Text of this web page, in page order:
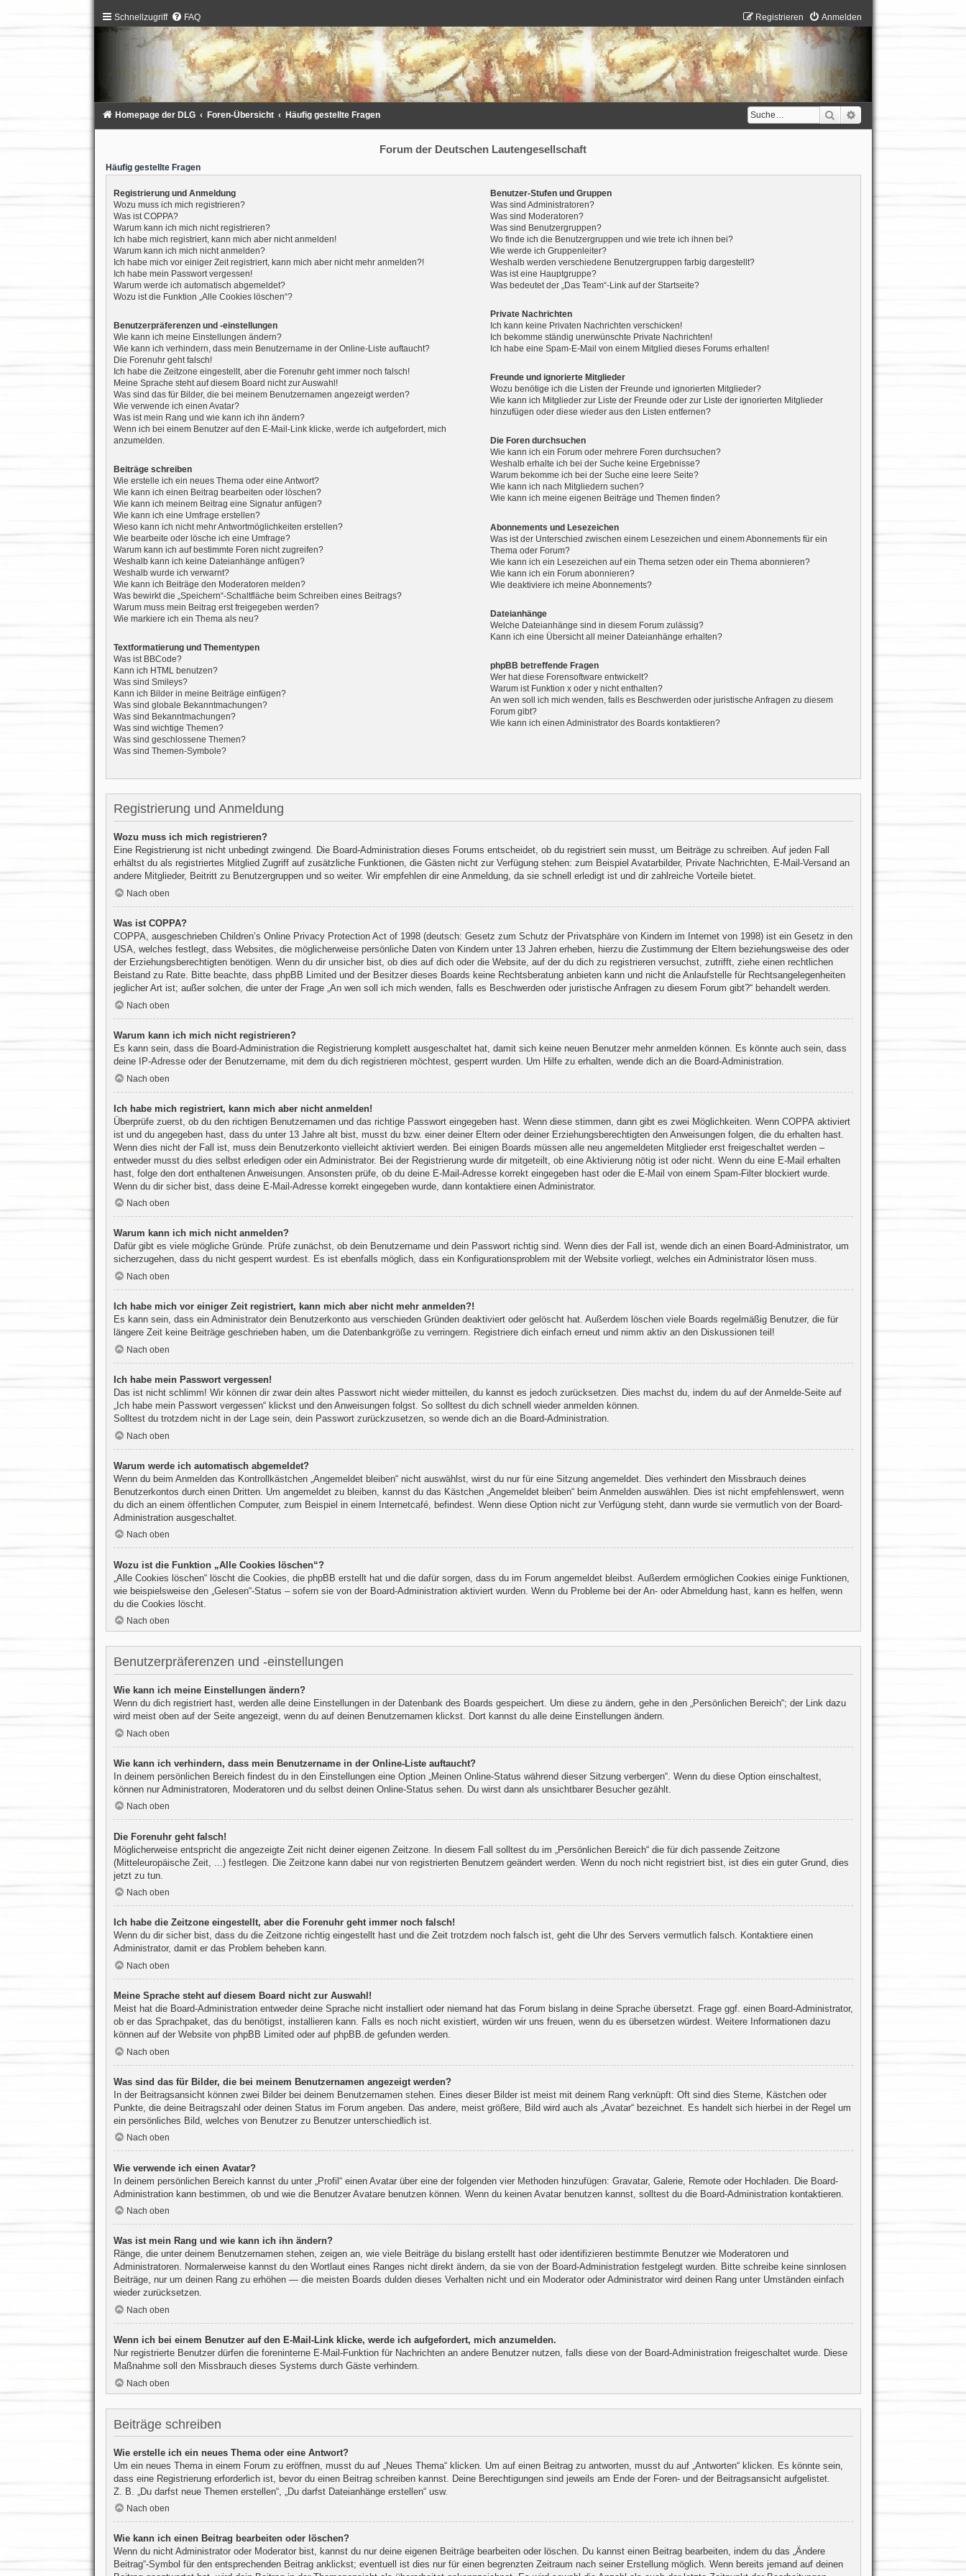
Schnellzugriff FAQ Anmelden
Registrieren
Suche
Homepage der DLG Foren-Übersicht Häufig gestellte Fragen
Forum der Deutschen Lautengesellschaft
Häufig gestellte Fragen
Registrierung und Anmeldung
Wozu muss ich mich registrieren?
Was ist COPPA?
Warum kann ich mich nicht registrieren?
Ich habe mich registriert, kann mich aber nicht anmelden!
Warum kann ich mich nicht anmelden?
Ich habe mich vor einiger Zeit registriert, kann mich aber nicht mehr anmelden?!
Ich habe mein Passwort vergessen!
Warum werde ich automatisch abgemeldet?
Wozu ist die Funktion „Alle Cookies löschen“?
Benutzerpräferenzen und -einstellungen
Wie kann ich meine Einstellungen ändern?
Wie kann ich verhindern, dass mein Benutzername in der Online-Liste auftaucht?
Die Forenuhr geht falsch!
Ich habe die Zeitzone eingestellt, aber die Forenuhr geht immer noch falsch!
Meine Sprache steht auf diesem Board nicht zur Auswahl!
Was sind das für Bilder, die bei meinem Benutzernamen angezeigt werden?
Wie verwende ich einen Avatar?
Was ist mein Rang und wie kann ich ihn ändern?
Wenn ich bei einem Benutzer auf den E-Mail-Link klicke, werde ich aufgefordert, mich
anzumelden.
Beiträge schreiben
Wie erstelle ich ein neues Thema oder eine Antwort?
Wie kann ich einen Beitrag bearbeiten oder löschen?
Wie kann ich meinem Beitrag eine Signatur anfügen?
Wie kann ich eine Umfrage erstellen?
Wieso kann ich nicht mehr Antwortmöglichkeiten erstellen?
Wie bearbeite oder lösche ich eine Umfrage?
Warum kann ich auf bestimmte Foren nicht zugreifen?
Weshalb kann ich keine Dateianhänge anfügen?
Weshalb wurde ich verwarnt?
Wie kann ich Beiträge den Moderatoren melden?
Was bewirkt die „Speichern“-Schaltfläche beim Schreiben eines Beitrags?
Warum muss mein Beitrag erst freigegeben werden?
Wie markiere ich ein Thema als neu?
Textformatierung und Thementypen
Was ist BBCode?
Kann ich HTML benutzen?
Was sind Smileys?
Kann ich Bilder in meine Beiträge einfügen?
Was sind globale Bekanntmachungen?
Was sind Bekanntmachungen?
Was sind wichtige Themen?
Was sind geschlossene Themen?
Was sind Themen-Symbole?
Benutzer-Stufen und Gruppen
Was sind Administratoren?
Was sind Moderatoren?
Was sind Benutzergruppen?
Wo finde ich die Benutzergruppen und wie trete ich ihnen bei?
Wie werde ich Gruppenleiter?
Weshalb werden verschiedene Benutzergruppen farbig dargestellt?
Was ist eine Hauptgruppe?
Was bedeutet der „Das Team“-Link auf der Startseite?
Private Nachrichten
Ich kann keine Privaten Nachrichten verschicken!
Ich bekomme ständig unerwünschte Private Nachrichten!
Ich habe eine Spam-E-Mail von einem Mitglied dieses Forums erhalten!
Freunde und ignorierte Mitglieder
Wozu benötige ich die Listen der Freunde und ignorierten Mitglieder?
Wie kann ich Mitglieder zur Liste der Freunde oder zur Liste der ignorierten Mitglieder
hinzufügen oder diese wieder aus den Listen entfernen?
Die Foren durchsuchen
Wie kann ich ein Forum oder mehrere Foren durchsuchen?
Weshalb erhalte ich bei der Suche keine Ergebnisse?
Warum bekomme ich bei der Suche eine leere Seite?
Wie kann ich nach Mitgliedern suchen?
Wie kann ich meine eigenen Beiträge und Themen finden?
Abonnements und Lesezeichen
Was ist der Unterschied zwischen einem Lesezeichen und einem Abonnements für ein
Thema oder Forum?
Wie kann ich ein Lesezeichen auf ein Thema setzen oder ein Thema abonnieren?
Wie kann ich ein Forum abonnieren?
Wie deaktiviere ich meine Abonnements?
Dateianhänge
Welche Dateianhänge sind in diesem Forum zulässig?
Kann ich eine Übersicht all meiner Dateianhänge erhalten?
phpBB betreffende Fragen
Wer hat diese Forensoftware entwickelt?
Warum ist Funktion x oder y nicht enthalten?
An wen soll ich mich wenden, falls es Beschwerden oder juristische Anfragen zu diesem
Forum gibt?
Wie kann ich einen Administrator des Boards kontaktieren?
Registrierung und Anmeldung
Wozu muss ich mich registrieren?
Eine Registrierung ist nicht unbedingt zwingend. Die Board-Administration dieses Forums entscheidet, ob du registriert sein musst, um Beiträge zu schreiben. Auf jeden Fall
erhältst du als registriertes Mitglied Zugriff auf zusätzliche Funktionen, die Gästen nicht zur Verfügung stehen: zum Beispiel Avatarbilder, Private Nachrichten, E-Mail-Versand an
andere Mitglieder, Beitritt zu Benutzergruppen und so weiter. Wir empfehlen dir eine Anmeldung, da sie schnell erledigt ist und dir zahlreiche Vorteile bietet.
Nach oben
Was ist COPPA?
COPPA, ausgeschrieben Children’s Online Privacy Protection Act of 1998 (deutsch: Gesetz zum Schutz der Privatsphäre von Kindern im Internet von 1998) ist ein Gesetz in den
USA, welches festlegt, dass Websites, die möglicherweise persönliche Daten von Kindern unter 13 Jahren erheben, hierzu die Zustimmung der Eltern beziehungsweise des oder
der Erziehungsberechtigten benötigen. Wenn du dir unsicher bist, ob dies auf dich oder die Website, auf der du dich zu registrieren versuchst, zutrifft, ziehe einen rechtlichen
Beistand zu Rate. Bitte beachte, dass phpBB Limited und der Besitzer dieses Boards keine Rechtsberatung anbieten kann und nicht die Anlaufstelle für Rechtsangelegenheiten
jeglicher Art ist; außer solchen, die unter der Frage „An wen soll ich mich wenden, falls es Beschwerden oder juristische Anfragen zu diesem Forum gibt?“ behandelt werden.
Nach oben
Warum kann ich mich nicht registrieren?
Es kann sein, dass die Board-Administration die Registrierung komplett ausgeschaltet hat, damit sich keine neuen Benutzer mehr anmelden können. Es könnte auch sein, dass
deine IP-Adresse oder der Benutzername, mit dem du dich registrieren möchtest, gesperrt wurden. Um Hilfe zu erhalten, wende dich an die Board-Administration.
Nach oben
Ich habe mich registriert, kann mich aber nicht anmelden!
Überprüfe zuerst, ob du den richtigen Benutzernamen und das richtige Passwort eingegeben hast. Wenn diese stimmen, dann gibt es zwei Möglichkeiten. Wenn COPPA aktiviert
ist und du angegeben hast, dass du unter 13 Jahre alt bist, musst du bzw. einer deiner Eltern oder deiner Erziehungsberechtigten den Anweisungen folgen, die du erhalten hast.
Wenn dies nicht der Fall ist, muss dein Benutzerkonto vielleicht aktiviert werden. Bei einigen Boards müssen alle neu angemeldeten Mitglieder erst freigeschaltet werden –
entweder musst du dies selbst erledigen oder ein Administrator. Bei der Registrierung wurde dir mitgeteilt, ob eine Aktivierung nötig ist oder nicht. Wenn du eine E-Mail erhalten
hast, folge den dort enthaltenen Anweisungen. Ansonsten prüfe, ob du deine E-Mail-Adresse korrekt eingegeben hast oder die E-Mail von einem Spam-Filter blockiert wurde.
Wenn du dir sicher bist, dass deine E-Mail-Adresse korrekt eingegeben wurde, dann kontaktiere einen Administrator.
Nach oben
Warum kann ich mich nicht anmelden?
Dafür gibt es viele mögliche Gründe. Prüfe zunächst, ob dein Benutzername und dein Passwort richtig sind. Wenn dies der Fall ist, wende dich an einen Board-Administrator, um
sicherzugehen, dass du nicht gesperrt wurdest. Es ist ebenfalls möglich, dass ein Konfigurationsproblem mit der Website vorliegt, welches ein Administrator lösen muss.
Nach oben
Ich habe mich vor einiger Zeit registriert, kann mich aber nicht mehr anmelden?!
Es kann sein, dass ein Administrator dein Benutzerkonto aus verschieden Gründen deaktiviert oder gelöscht hat. Außerdem löschen viele Boards regelmäßig Benutzer, die für
längere Zeit keine Beiträge geschrieben haben, um die Datenbankgröße zu verringern. Registriere dich einfach erneut und nimm aktiv an den Diskussionen teil!
Nach oben
Ich habe mein Passwort vergessen!
Das ist nicht schlimm! Wir können dir zwar dein altes Passwort nicht wieder mitteilen, du kannst es jedoch zurücksetzen. Dies machst du, indem du auf der Anmelde-Seite auf
„Ich habe mein Passwort vergessen“ klickst und den Anweisungen folgst. So solltest du dich schnell wieder anmelden können.
Solltest du trotzdem nicht in der Lage sein, dein Passwort zurückzusetzen, so wende dich an die Board-Administration.
Nach oben
Warum werde ich automatisch abgemeldet?
Wenn du beim Anmelden das Kontrollkästchen „Angemeldet bleiben“ nicht auswählst, wirst du nur für eine Sitzung angemeldet. Dies verhindert den Missbrauch deines
Benutzerkontos durch einen Dritten. Um angemeldet zu bleiben, kannst du das Kästchen „Angemeldet bleiben“ beim Anmelden auswählen. Dies ist nicht empfehlenswert, wenn
du dich an einem öffentlichen Computer, zum Beispiel in einem Internetcafé, befindest. Wenn diese Option nicht zur Verfügung steht, dann wurde sie vermutlich von der Board-
Administration ausgeschaltet.
Nach oben
Wozu ist die Funktion „Alle Cookies löschen“?
„Alle Cookies löschen“ löscht die Cookies, die phpBB erstellt hat und die dafür sorgen, dass du im Forum angemeldet bleibst. Außerdem ermöglichen Cookies einige Funktionen,
wie beispielsweise den „Gelesen“-Status – sofern sie von der Board-Administration aktiviert wurden. Wenn du Probleme bei der An- oder Abmeldung hast, kann es helfen, wenn
du die Cookies löscht.
Nach oben
Benutzerpräferenzen und -einstellungen
Wie kann ich meine Einstellungen ändern?
Wenn du dich registriert hast, werden alle deine Einstellungen in der Datenbank des Boards gespeichert. Um diese zu ändern, gehe in den „Persönlichen Bereich“; der Link dazu
wird meist oben auf der Seite angezeigt, wenn du auf deinen Benutzernamen klickst. Dort kannst du alle deine Einstellungen ändern.
Nach oben
Wie kann ich verhindern, dass mein Benutzername in der Online-Liste auftaucht?
In deinem persönlichen Bereich findest du in den Einstellungen eine Option „Meinen Online-Status während dieser Sitzung verbergen“. Wenn du diese Option einschaltest,
können nur Administratoren, Moderatoren und du selbst deinen Online-Status sehen. Du wirst dann als unsichtbarer Besucher gezählt.
Nach oben
Die Forenuhr geht falsch!
Möglicherweise entspricht die angezeigte Zeit nicht deiner eigenen Zeitzone. In diesem Fall solltest du im „Persönlichen Bereich“ die für dich passende Zeitzone
(Mitteleuropäische Zeit, ...) festlegen. Die Zeitzone kann dabei nur von registrierten Benutzern geändert werden. Wenn du noch nicht registriert bist, ist dies ein guter Grund, dies
jetzt zu tun.
Nach oben
Ich habe die Zeitzone eingestellt, aber die Forenuhr geht immer noch falsch!
Wenn du dir sicher bist, dass du die Zeitzone richtig eingestellt hast und die Zeit trotzdem noch falsch ist, geht die Uhr des Servers vermutlich falsch. Kontaktiere einen
Administrator, damit er das Problem beheben kann.
Nach oben
Meine Sprache steht auf diesem Board nicht zur Auswahl!
Meist hat die Board-Administration entweder deine Sprache nicht installiert oder niemand hat das Forum bislang in deine Sprache übersetzt. Frage ggf. einen Board-Administrator,
ob er das Sprachpaket, das du benötigst, installieren kann. Falls es noch nicht existiert, würden wir uns freuen, wenn du es übersetzen würdest. Weitere Informationen dazu
können auf der Website von phpBB Limited oder auf phpBB.degefunden werden.
Nach oben
Was sind das für Bilder, die bei meinem Benutzernamen angezeigt werden?
In der Beitragsansicht können zwei Bilder bei deinem Benutzernamen stehen. Eines dieser Bilder ist meist mit deinem Rang verknüpft: Oft sind dies Sterne, Kästchen oder
Punkte, die deine Beitragszahl oder deinen Status im Forum angeben. Das andere, meist größere, Bild wird auch als „Avatar“ bezeichnet. Es handelt sich hierbei in der Regel um
ein persönliches Bild, welches von Benutzer zu Benutzer unterschiedlich ist.
Nach oben
Wie verwende ich einen Avatar?
In deinem persönlichen Bereich kannst du unter „Profil“ einen Avatar über eine der folgenden vier Methoden hinzufügen: Gravatar, Galerie, Remote oder Hochladen. Die Board-
Administration kann bestimmen, ob und wie die Benutzer Avatare benutzen können. Wenn du keinen Avatar benutzen kannst, solltest du die Board-Administration kontaktieren.
Nach oben
Was ist mein Rang und wie kann ich ihn ändern?
Ränge, die unter deinem Benutzernamen stehen, zeigen an, wie viele Beiträge du bislang erstellt hast oder identifizieren bestimmte Benutzer wie Moderatoren und
Administratoren. Normalerweise kannst du den Wortlaut eines Ranges nicht direkt ändern, da sie von der Board-Administration festgelegt wurden. Bitte schreibe keine sinnlosen
Beiträge, nur um deinen Rang zu erhöhen — die meisten Boards dulden dieses Verhalten nicht und ein Moderator oder Administrator wird deinen Rang unter Umständen einfach
wieder zurücksetzen.
Nach oben
Wenn ich bei einem Benutzer auf den E-Mail-Link klicke, werde ich aufgefordert, mich anzumelden.
Nur registrierte Benutzer dürfen die foreninterne E-Mail-Funktion für Nachrichten an andere Benutzer nutzen, falls diese von der Board-Administration freigeschaltet wurde. Diese
Maßnahme soll den Missbrauch dieses Systems durch Gäste verhindern.
Nach oben
Beiträge schreiben
Wie erstelle ich ein neues Thema oder eine Antwort?
Um ein neues Thema in einem Forum zu eröffnen, musst du auf „Neues Thema“ klicken. Um auf einen Beitrag zu antworten, musst du auf „Antworten“ klicken. Es könnte sein,
dass eine Registrierung erforderlich ist, bevor du einen Beitrag schreiben kannst. Deine Berechtigungen sind jeweils am Ende der Foren- und der Beitragsansicht aufgelistet.
Z. B. „Du darfst neue Themen erstellen“, „Du darfst Dateianhänge erstellen“ usw.
Nach oben
Wie kann ich einen Beitrag bearbeiten oder löschen?
Wenn du nicht Administrator oder Moderator bist, kannst du nur deine eigenen Beiträge bearbeiten oder löschen. Du kannst einen Beitrag bearbeiten, indem du das „Ändere
Beitrag“-Symbol für den entsprechenden Beitrag anklickst; eventuell ist dies nur für einen begrenzten Zeitraum nach seiner Erstellung möglich. Wenn bereits jemand auf deinen